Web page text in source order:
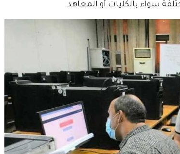
سواء بالكليات أو المعاهد.